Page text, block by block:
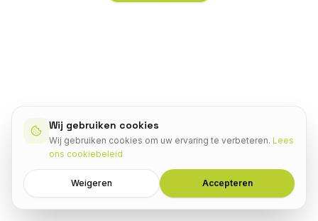
Wij gebruiken cookies
Wij gebruiken cookies om uw ervaring te verbeteren. Lees
ons cookiebeleid
Weigeren Accepteren